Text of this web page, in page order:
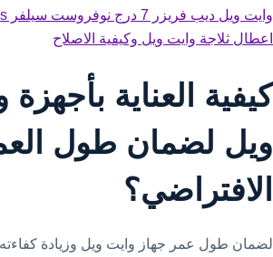
وايت ويل ديب فريزر 7 درج نوفروست سيلفر wf 3036ks
اعطال ثلاجة وايت ويل وكيفية الاصلاح
كيفية العناية بأجهزة
ويل لضمان طول
الافتراضي؟
لضمان طول عمر جهاز وايت ويل وزيادة